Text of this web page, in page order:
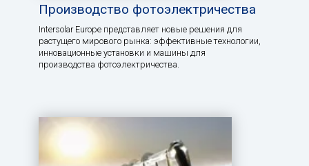
Производство фотоэлектричества
Intersolar Europe представляет новые решения для
растущего мирового рынка: эффективные технологии,
инновационные установки и машины для
производства фотоэлектричества.